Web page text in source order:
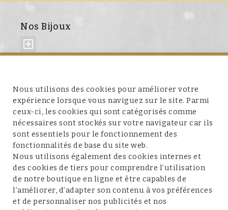
Nos Bijoux
À propos de nous
Service client
Nous utilisons des cookies pour améliorer votre
expérience lorsque vous naviguez sur le site. Parmi
ceux-ci, les cookies qui sont catégorisés comme
nécessaires sont stockés sur votre navigateur car ils
sont essentiels pour le fonctionnement des
fonctionnalités de base du site web.
Nous utilisons également des cookies internes et
des cookies de tiers pour comprendre l’utilisation
de notre boutique en ligne et être capables de
l’améliorer, d’adapter son contenu à vos préférences
et de personnaliser nos publicités et nos